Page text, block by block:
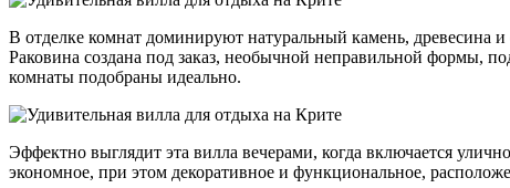
В отделке комнат доминируют натуральный камень, древесина
Раковина создана под заказ, необычной неправильной формы,
комнаты подобраны идеально.
Эффектно выглядит эта вилла вечерами, когда включается
экономное, при этом декоративное и функциональное,